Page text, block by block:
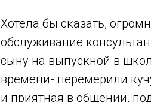
Хотела бы сказать,
обслуживание
сыну на выпускной в
времени- перемерили
и приятная в общении,